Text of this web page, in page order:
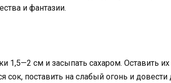
и фантазии.
1,5—2 см и засыпать сахаром. Оставить их
сок, поставить на слабый огонь и довести